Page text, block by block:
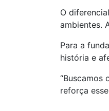
O
ambientes.
Para a
história e
“Buscamos
reforça